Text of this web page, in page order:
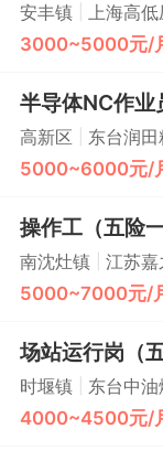
安丰镇
上海高
3000~5000元/
半导体NC作业
高新区 东台润
5000~6000元/
操作工（五险
南沈灶镇 江苏嘉
5000~7000元/
场站运行岗（
时堰镇 东台中油
4000~4500元/